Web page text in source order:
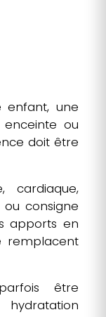
enfant, une
ou
doit être
cardiaque,
consigne
apports en
remplacent
être